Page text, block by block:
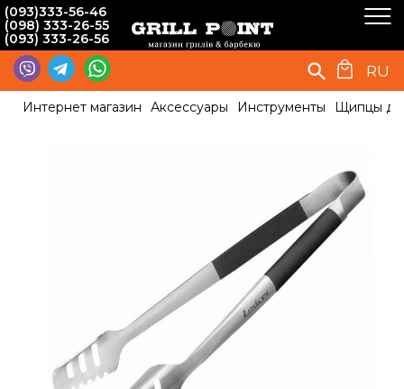
(093)333-56-46
(098) 333-26-55
(093) 333-26-56
RU
Интернет магазин Аксессуары Инструменты Щипцы